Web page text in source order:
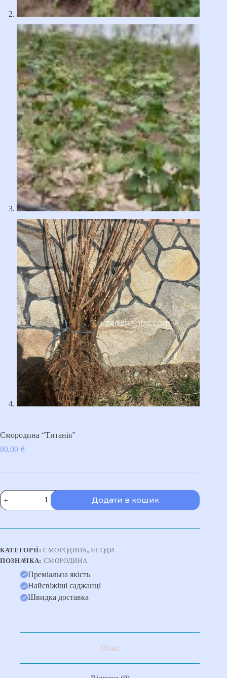
Смородина “Титанія”
80,00 ₴
Смородина
"Титанія"
кількість
Додати в кошик
КАТЕГОРІЇ:СМОРОДИНА, ЯГОДИ
ПОЗНАЧКА: СМОРОДИНА
Преміальна якість
Найсвіжіші саджанці
Швидка доставка
Опис